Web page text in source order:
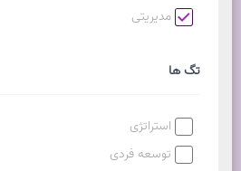
مدیریتی
تگ ها
استراتژی
توسعه فردی